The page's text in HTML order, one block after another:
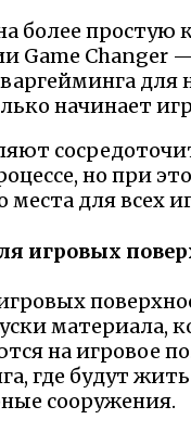
более простую
Game Changer
для
начинает
но при
места для всех
игровых
материала,
на игровое
где будут
сооружения.